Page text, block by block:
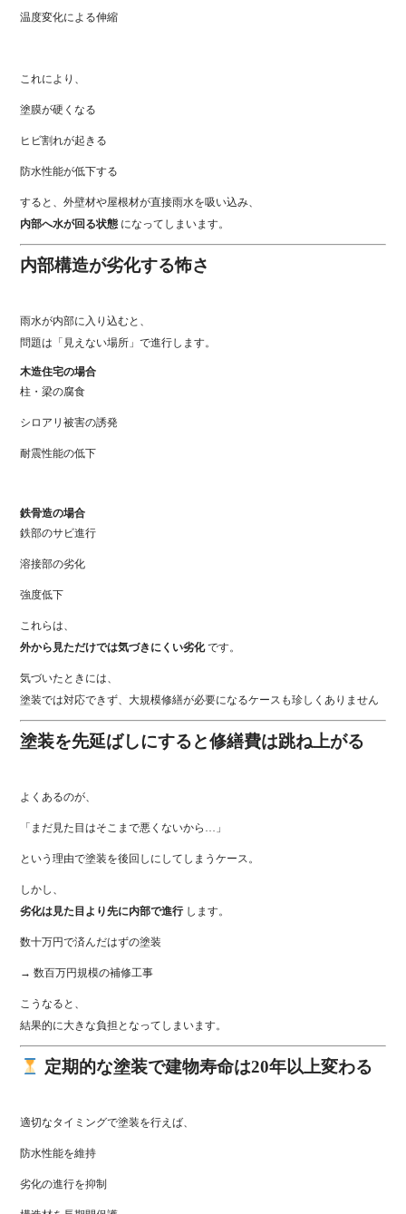
温度変化による伸縮
これにより、
塗膜が硬くなる
ヒビ割れが起きる
防水性能が低下する
すると、外壁材や屋根材が直接雨水を吸い込み、
内部へ水が回る状態 になってしまいます。
内部構造が劣化する怖さ
雨水が内部に入り込むと、
問題は「見えない場所」で進行します。
木造住宅の場合
柱・梁の腐食
シロアリ被害の誘発
耐震性能の低下
鉄骨造の場合
鉄部のサビ進行
溶接部の劣化
強度低下
これらは、
外から見ただけでは気づきにくい劣化です。
気づいたときには、
塗装では対応できず、大規模修繕が必要になるケースも珍しくありません
塗装を先延ばしにすると修繕費は跳ね上がる
よくあるのが、
「まだ見た目はそこまで悪くないから…」
という理由で塗装を後回しにしてしまうケース。
しかし、
劣化は見た目より先に内部で進行します。
数十万円で済んだはずの塗装
→ 数百万円規模の補修工事
こうなると、
結果的に大きな負担となってしまいます。
定期的な塗装で建物寿命は20年以上変わる
適切なタイミングで塗装を行えば、
防水性能を維持
劣化の進行を抑制